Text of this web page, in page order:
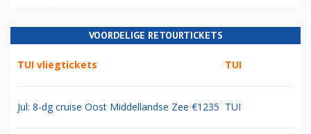
VOORDELIGE RETOURTICKETS
TUI vliegtickets TUI
Jul: 8-dg cruise Oost Middellandse Zee €1235 TUI